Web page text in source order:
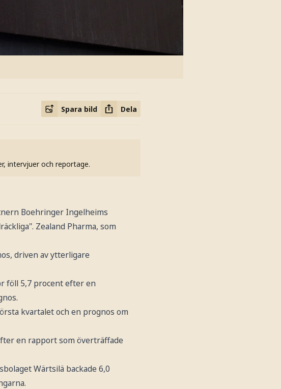
Spara bild Dela
intervjuer och reportage.
Boehringer Ingelheims
Zealand Pharma, som
driven av ytterligare
föll 5,7 procent efter en
kvartalet och en prognos om
en rapport som överträffade
Wärtsilä backade 6,0